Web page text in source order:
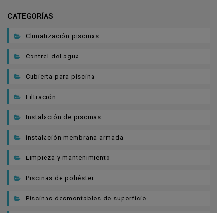
CATEGORÍAS
Climatización piscinas
Control del agua
Cubierta para piscina
Filtración
Instalación de piscinas
instalación membrana armada
Limpieza y mantenimiento
Piscinas de poliéster
Piscinas desmontables de superficie